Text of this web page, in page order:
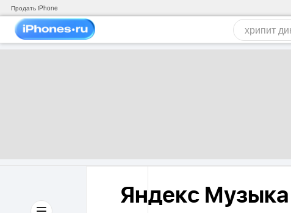
Продать iPhone
Яндекс